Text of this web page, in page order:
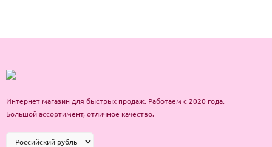
аксессуаров красоты, которые совместили в себе доступность и
процедурами, которые абсолютно не уступают салонным.
Недаром название бьюти-марки расшифровывается как «For
Every One», что в переводе с английского означает «Для
щеточка для лица.
Интернет магазин для быстрых продаж. Работаем с 2020 года.
Большой ассортимент, отличное качество.